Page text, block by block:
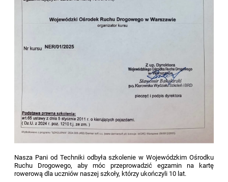
Nasza Pani od Techniki odbyła szkolenie w Wojewódzkim Ośrodku
Ruchu Drogowego, aby móc przeprowadzić egzamin na kartę
rowerową dla uczniów naszej szkoły, którzy ukończyli 10 lat.